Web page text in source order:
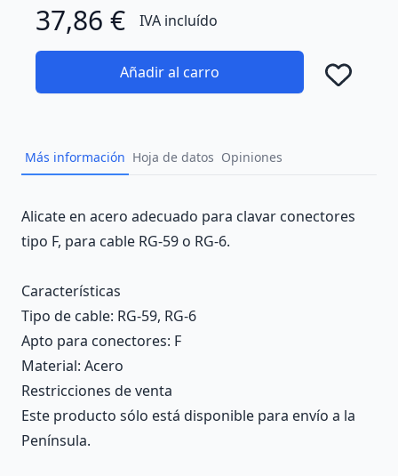
37,86 € IVA incluído
Añadir al carro
Más información Hoja de datos Opiniones
Description
Alicate en acero adecuado para clavar conectores
tipo F, para cable RG-59 o RG-6.
Características
Tipo de cable: RG-59, RG-6
Apto para conectores: F
Material: Acero
Restricciones de venta
Este producto sólo está disponible para envío a la
Península.